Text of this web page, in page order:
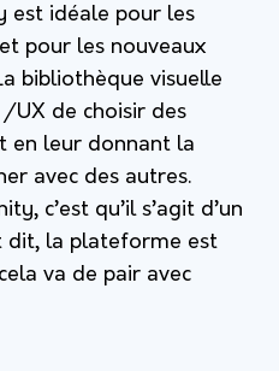
est idéale pour les
pour les nouveaux
bibliothèque visuelle
UX de choisir des
en leur donnant la
avec des autres.
c’est qu’il s’agit d’un
dit, la plateforme est
va de pair avec